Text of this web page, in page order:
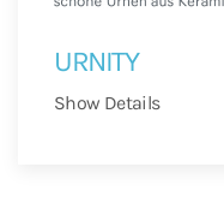
URNITY
Show Details